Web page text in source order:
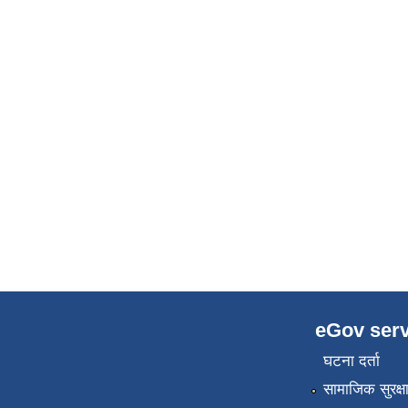
eGov
घटना दर्ता
सामाजिक सुरक्षा